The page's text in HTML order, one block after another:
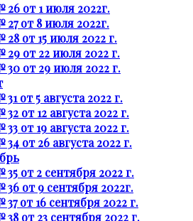
26 от 1 июля 2022г.
27 от 8 июля 2022г.
28 от 15 июля 2022 г.
29 от 22 июля 2022 г.
30 от 29 июля 2022 г.
31 от 5 августа 2022 г.
32 от 12 августа 2022 г.
33 от 19 августа 2022 г.
34 от 26 августа 2022 г.
35 от 2 сентября 2022 г.
36 от 9 сентября 2022г.
37 от 16 сентября 2022 г.
38 от 23 сентября 2022 г.